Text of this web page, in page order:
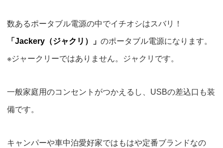
数あるポータブル電源の中でイチオシはスバリ！
「Jackery（ジャクリ）」 のポータブル電源になります。
※ジャークリーではありません。ジャクリです。
一般家庭用のコンセントがつかえるし、USBの差込口も装
備です。
キャンパーや車中泊愛好家ではもはや定番ブランドなの